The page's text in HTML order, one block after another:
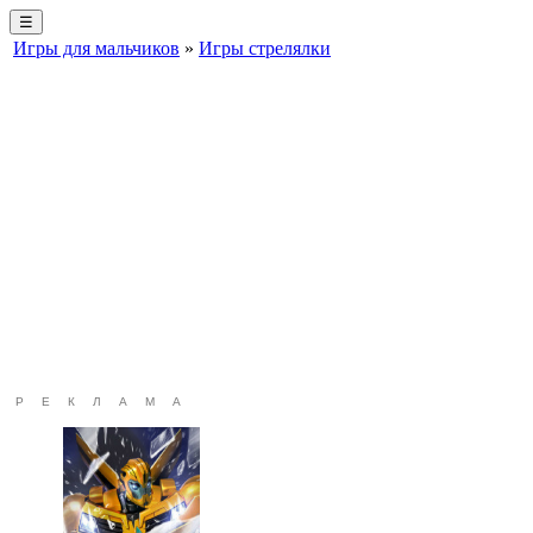
☰
Игры для мальчиков » Игры стрелялки
РЕКЛАМА